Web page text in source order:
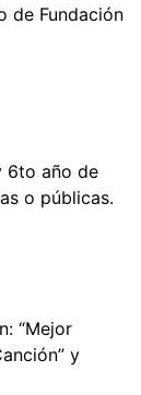
de Fundación
6to año de
o públicas.
“Mejor
y